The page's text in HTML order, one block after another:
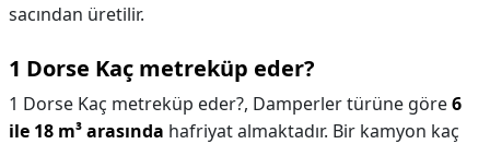
sacından üretilir.
1 Dorse Kaç metreküp eder?
1 Dorse Kaç metreküp eder?, Damperler türüne göre6
ile 18 m³ arasında hafriyat almaktadır. Bir kamyon kaç